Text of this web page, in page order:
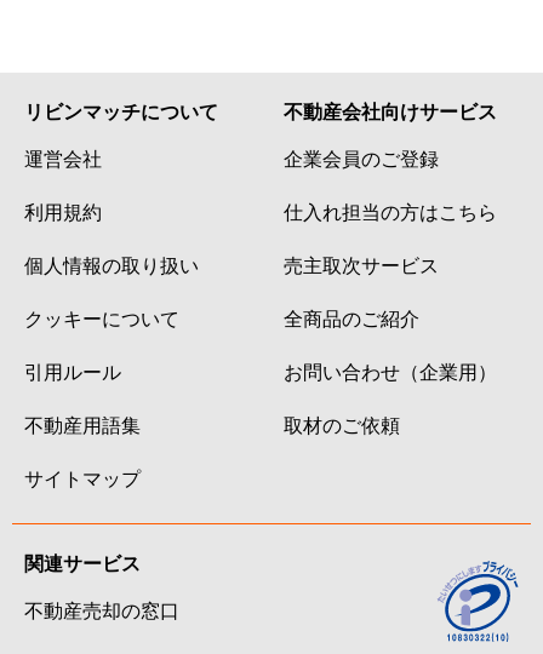
リビンマッチについて
運営会社
利用規約
個人情報の取り扱い
クッキーについて
引用ルール
不動産用語集
サイトマップ
不動産会社向けサービス
企業会員のご登録
仕入れ担当の方はこちら
売主取次サービス
全商品のご紹介
お問い合わせ（企業用）
取材のご依頼
関連サービス
不動産売却の窓口